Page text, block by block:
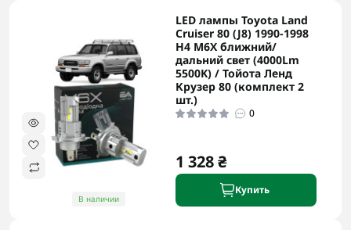
В наличии
LED лампы Toyota Land
Cruiser 80 (J8) 1990-1998
H4 M6X ближний/
дальний свет (4000Lm
5500K) / Тойота Ленд
Крузер 80 (комплект 2
шт.)
0
1 328 ₴
Купить